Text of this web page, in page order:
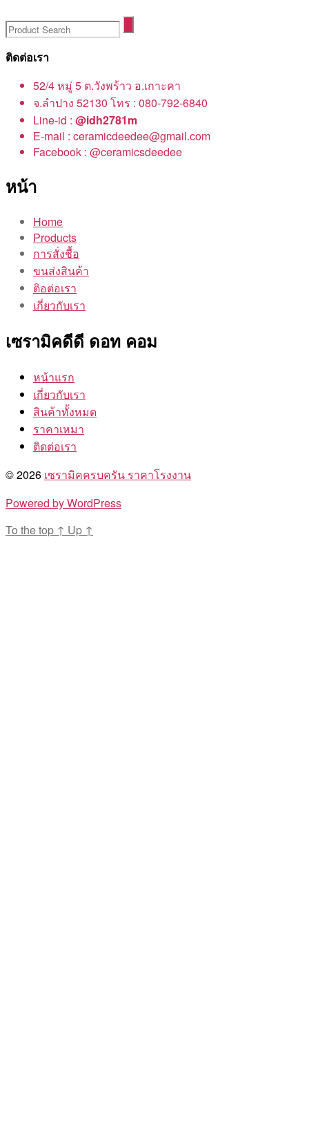
ติดต่อเรา
52/4 หมู่ 5 ต.วังพร้าว อ.เกาะคา
จ.ลำปาง 52130 โทร : 080-792-6840
Line-id : @idh2781m
E-mail : ceramicdeedee@gmail.com
Facebook : @ceramicsdeedee
หน้า
Home
Products
การสั่งชื้อ
ขนส่งสินค้า
ติอต่อเรา
เกี่ยวกับเรา
เซรามิคดีดี ดอท คอม
หน้าแรก
เกี่ยวกับเรา
สินค้าทั้งหมด
ราคาเหมา
ติดต่อเรา
© 2026 เซรามิคครบครัน ราคาโรงงาน
Powered by WordPress
To the top ↑ Up ↑